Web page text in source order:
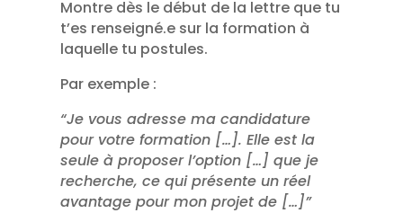
Montre dès le début de la lettre que tu
t’es renseigné.e sur la formation à
laquelle tu postules.
Par exemple :
“Je vous adresse ma candidature
pour votre formation […]. Elle est la
seule à proposer l’option […] que je
recherche, ce qui présente un réel
avantage pour mon projet de […]”